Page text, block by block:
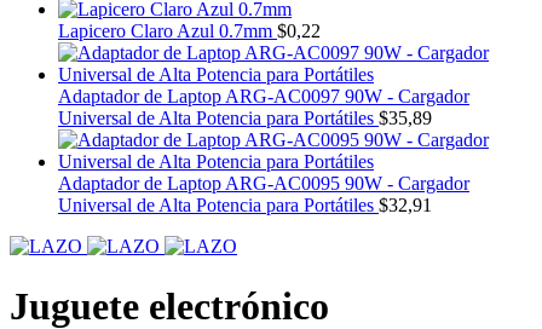
Lapicero Claro Azul 0.7mm $0,22
Adaptador de Laptop ARG-AC0097 90W - Cargador
Universal de Alta Potencia para Portátiles $35,89
Adaptador de Laptop ARG-AC0095 90W - Cargador
Universal de Alta Potencia para Portátiles $32,91
Juguete electrónico